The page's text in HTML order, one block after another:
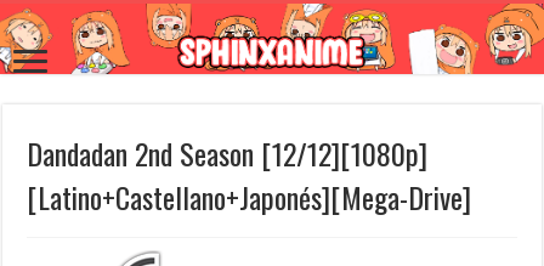
Dandadan 2nd Season [12/12][1080p]
[Latino+Castellano+Japonés][Mega-Drive]